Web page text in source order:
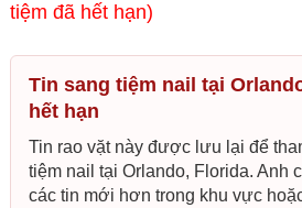
tiệm đã hết hạn)
Tin sang tiệm nail tại
hết hạn
Tin rao vặt này được lưu lại để
tiệm nail tại Orlando, Florida. Anh
các tin mới hơn trong khu vực